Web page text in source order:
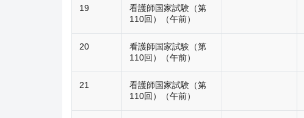
19
看護師国家試験（第
110回）（午前）
20
看護師国家試験（第
110回）（午前）
21
看護師国家試験（第
110回）（午前）